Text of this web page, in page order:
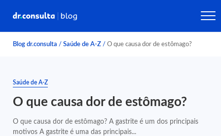
Blog dr.consulta / Saúde de A-Z / O que causa dor de estômago?
Saúde de A-Z
O que causa dor de estômago?
O que causa dor de estômago? A gastrite é um dos principais
motivos A gastrite é uma das principais...